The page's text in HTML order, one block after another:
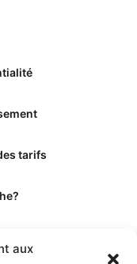
aux
tarifs